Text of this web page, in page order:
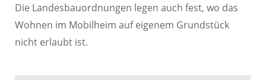
Die Landesbauordnungen legen auch fest, wo das
Wohnen im Mobilheim auf eigenem Grundstück
nicht erlaubt ist.